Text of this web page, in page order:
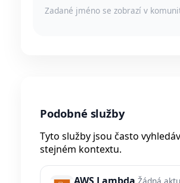
Zadané jméno se zobrazí v
Podobné služby
Tyto služby jsou často
stejném kontextu.